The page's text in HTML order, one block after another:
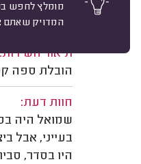
מומלץ לחפש
המדויק שאתם
שושנה כהן,
משוב: 21/06/2026
תיאור השירות:
הובלת ספה
חוות דעת:
שמואל היה
בעייני, אבל
היו בסדר,